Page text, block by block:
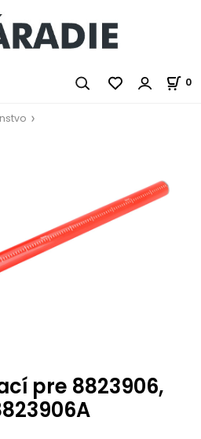
0
pre 8823906,